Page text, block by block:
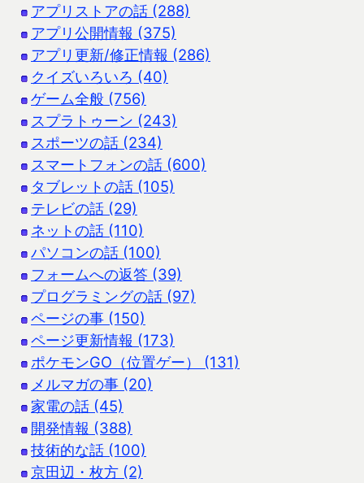
アプリストアの話 (288)
アプリ公開情報 (375)
アプリ更新/修正情報 (286)
クイズいろいろ (40)
ゲーム全般 (756)
スプラトゥーン (243)
スポーツの話 (234)
スマートフォンの話 (600)
タブレットの話 (105)
テレビの話 (29)
ネットの話 (110)
パソコンの話 (100)
フォームへの返答 (39)
プログラミングの話 (97)
ページの事 (150)
ページ更新情報 (173)
ポケモンGO（位置ゲー） (131)
メルマガの事 (20)
家電の話 (45)
開発情報 (388)
技術的な話 (100)
京田辺・枚方 (2)